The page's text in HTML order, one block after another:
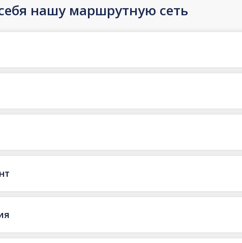
нашу маршрутную сеть